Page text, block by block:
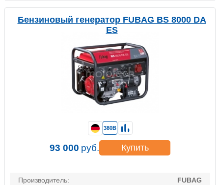
Бензиновый генератор FUBAG BS 8000 DA
ES
Производитель:
FUBAG
380В
93 000 руб. Купить